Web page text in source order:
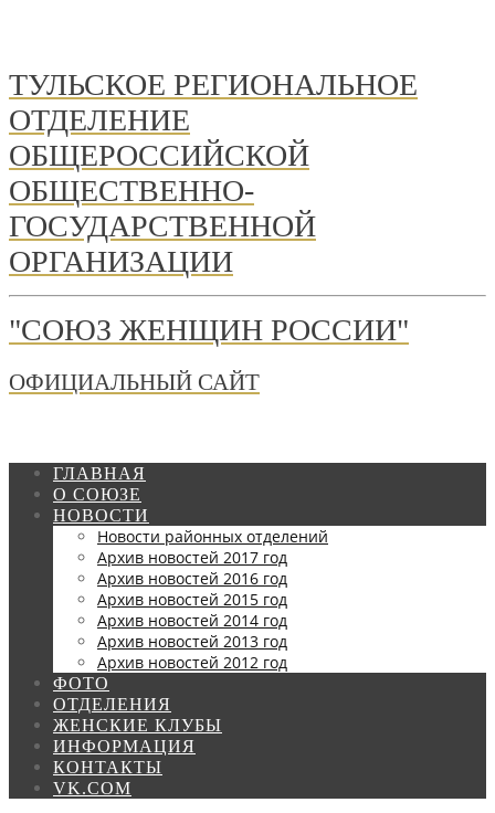
ТУЛЬСКОЕ РЕГИОНАЛЬНОЕ
ОТДЕЛЕНИЕ
ОБЩЕРОССИЙСКОЙ
ОБЩЕСТВЕННО-
ГОСУДАРСТВЕННОЙ
ОРГАНИЗАЦИИ
"СОЮЗ ЖЕНЩИН РОССИИ"
ОФИЦИАЛЬНЫЙ САЙТ
ГЛАВНАЯ
О СОЮЗЕ
НОВОСТИ
Новости районных отделений
Архив новостей 2017 год
Архив новостей 2016 год
Архив новостей 2015 год
Архив новостей 2014 год
Архив новостей 2013 год
Архив новостей 2012 год
ФОТО
ОТДЕЛЕНИЯ
ЖЕНСКИЕ КЛУБЫ
ИНФОРМАЦИЯ
КОНТАКТЫ
VK.COM